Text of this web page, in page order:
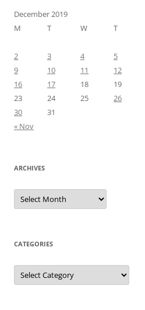
December 2019
M
T W T
2
3 4 5
9
10 11 12
16
17 18 19
23
24 25 26
30
31
« Nov
ARCHIVES
Archives
CATEGORIES
Categories